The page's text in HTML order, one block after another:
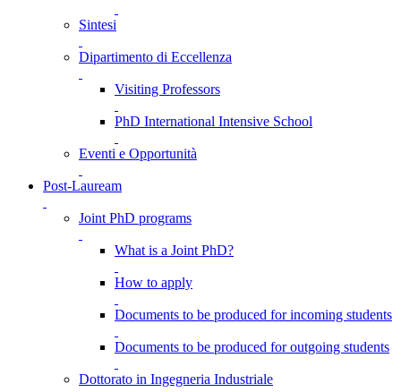
Sintesi
Dipartimento di Eccellenza
Visiting Professors
PhD International Intensive School
Eventi e Opportunità
Post-Lauream
Joint PhD programs
What is a Joint PhD?
How to apply
Documents to be produced for incoming students
Documents to be produced for outgoing students
Dottorato in Ingegneria Industriale